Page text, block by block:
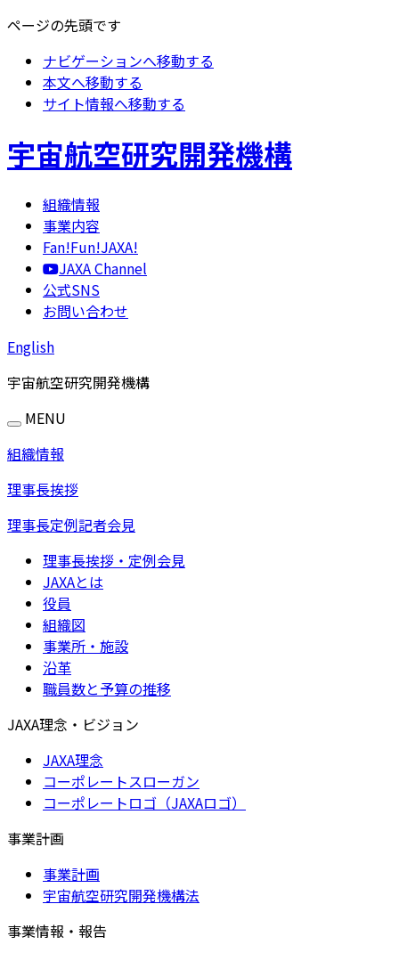
ページの先頭です
ナビゲーションへ移動する
本文へ移動する
サイト情報へ移動する
宇宙航空研究開発機構
組織情報
事業内容
Fan!Fun!JAXA!
JAXA Channel
公式SNS
お問い合わせ
English
宇宙航空研究開発機構
MENU
組織情報
理事長挨拶
理事長定例記者会見
理事長挨拶・定例会見
JAXAとは
役員
組織図
事業所・施設
沿革
職員数と予算の推移
JAXA理念・ビジョン
JAXA理念
コーポレートスローガン
コーポレートロゴ（JAXAロゴ）
事業計画
事業計画
宇宙航空研究開発機構法
事業情報・報告